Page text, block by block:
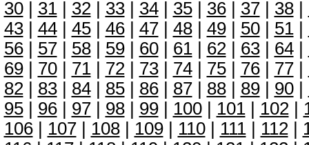
30| 31| 32| 33| 34| 35| 36| 37| 38|
43| 44| 45| 46| 47| 48| 49| 50| 51|
56| 57| 58| 59| 60| 61| 62| 63| 64|
69| 70| 71| 72| 73| 74| 75| 76| 77|
82| 83| 84| 85| 86| 87| 88| 89| 90|
95| 96| 97| 98| 99| 100| 101| 102|
106| 107| 108| 109| 110| 111| 112|